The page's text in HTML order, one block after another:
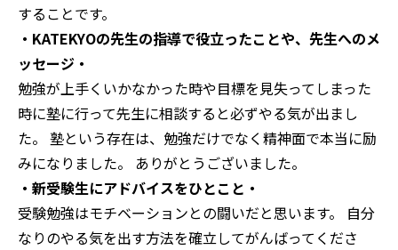
することです。
・KATEKYOの先生の指導で役立ったことや、先生へのメ
ッセージ・
勉強が上手くいかなかった時や目標を見失ってしまった
時に塾に行って先生に相談すると必ずやる気が出まし
た。 塾という存在は、勉強だけでなく精神面で本当に励
みになりました。 ありがとうございました。
・新受験生にアドバイスをひとこと・
受験勉強はモチベーションとの闘いだと思います。 自分
なりのやる気を出す方法を確立してがんばってくださ